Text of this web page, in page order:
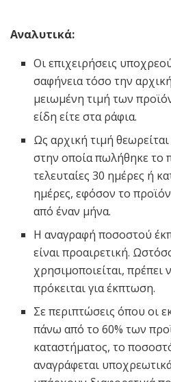
Αναλυτικά:
Οι επιχειρήσεις
σαφήνεια τόσο την
μειωμένη τιμή των
είδη είτε στα ράφια.
Ως αρχική τιμή
στην οποία πωλήθηκε το
τελευταίες 30 ημέρες ή
ημέρες, εφόσον το
από έναν μήνα.
Η αναγραφή ποσοστού
είναι προαιρετική.
χρησιμοποιείται, πρέπει
πρόκειται για έκπτωση.
Σε περιπτώσεις όπου οι
πάνω από το 60% των
καταστήματος, το
αναγράφεται